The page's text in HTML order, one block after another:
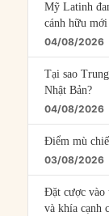
Mỹ Latinh
cánh hữu mới
04/08/2026
Tại sao
Nhật Bản?
04/08/2026
Điểm mù
03/08/2026
Đặt cược vào
và khía cạnh